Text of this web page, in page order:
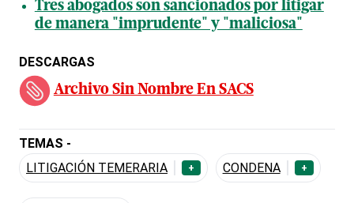
Tres abogados son sancionados por litigar
de manera "imprudente" y "maliciosa"
DESCARGAS
Archivo Sin Nombre En SACS
TEMAS -
LITIGACIÓN TEMERARIA
+ CONDENA +